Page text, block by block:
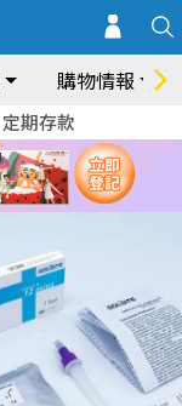
購物情報
定期存款